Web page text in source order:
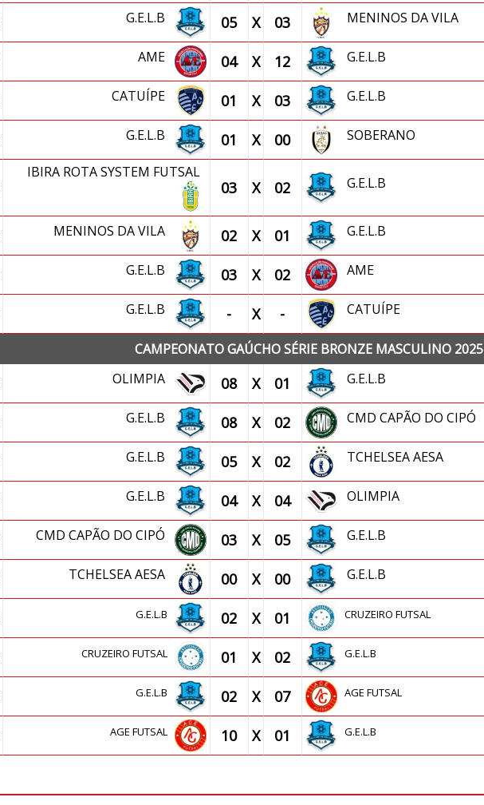
G.E.L.B 05 X 03 MENINOS DA VILA
AME 04 X 12 G.E.L.B
CATUÍPE 01 X 03 G.E.L.B
G.E.L.B 01 X 00 SOBERANO
IBIRA ROTA SYSTEM FUTSAL
03 X 02 G.E.L.B
MENINOS DA VILA 02 X 01 G.E.L.B
G.E.L.B 03 X 02 AME
G.E.L.B - X - CATUÍPE
CAMPEONATO GAÚCHO SÉRIE BRONZE MASCULINO 2025
OLIMPIA 08 X 01 G.E.L.B
G.E.L.B 08 X 02 CMD CAPÃO DO CIPÓ
G.E.L.B 05 X 02 TCHELSEA AESA
G.E.L.B 04 X 04 OLIMPIA
CMD CAPÃO DO CIPÓ 03 X 05 G.E.L.B
TCHELSEA AESA 00 X 00 G.E.L.B
G.E.L.B 02 X 01 CRUZEIRO FUTSAL
CRUZEIRO FUTSAL 01 X 02 G.E.L.B
G.E.L.B 02 X 07 AGE FUTSAL
AGE FUTSAL 10 X 01 G.E.L.B